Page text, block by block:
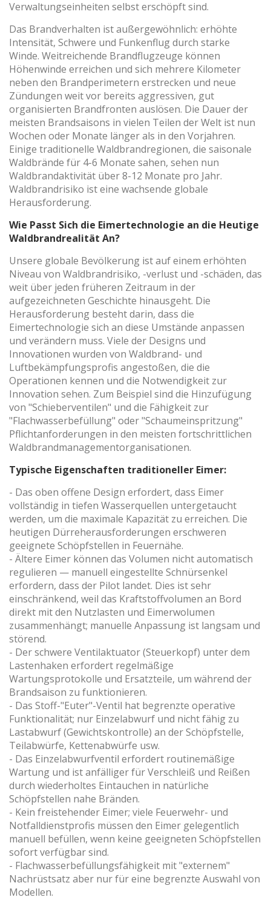
Verwaltungseinheiten selbst erschöpft sind.
Das Brandverhalten ist außergewöhnlich: erhöhte
Intensität, Schwere und Funkenflug durch starke
Winde. Weitreichende Brandflugzeuge können
Höhenwinde erreichen und sich mehrere Kilometer
neben den Brandperimetern erstrecken und neue
Zündungen weit vor bereits aggressiven, gut
organisierten Brandfronten auslösen. Die Dauer der
meisten Brandsaisons in vielen Teilen der Welt ist nun
Wochen oder Monate länger als in den Vorjahren.
Einige traditionelle Waldbrandregionen, die saisonale
Waldbrände für 4-6 Monate sahen, sehen nun
Waldbrandaktivität über 8-12 Monate pro Jahr.
Waldbrandrisiko ist eine wachsende globale
Herausforderung.
Wie Passt Sich die Eimertechnologie an die Heutige
Waldbrandrealität An?
Unsere globale Bevölkerung ist auf einem erhöhten
Niveau von Waldbrandrisiko, -verlust und -schäden, das
weit über jeden früheren Zeitraum in der
aufgezeichneten Geschichte hinausgeht. Die
Herausforderung besteht darin, dass die
Eimertechnologie sich an diese Umstände anpassen
und verändern muss. Viele der Designs und
Innovationen wurden von Waldbrand- und
Luftbekämpfungsprofis angestoßen, die die
Operationen kennen und die Notwendigkeit zur
Innovation sehen. Zum Beispiel sind die Hinzufügung
von "Schieberventilen" und die Fähigkeit zur
"Flachwasserbefüllung" oder "Schaumeinspritzung"
Pflichtanforderungen in den meisten fortschrittlichen
Waldbrandmanagementorganisationen.
Typische Eigenschaften traditioneller Eimer:
- Das oben offene Design erfordert, dass Eimer
vollständig in tiefen Wasserquellen untergetaucht
werden, um die maximale Kapazität zu erreichen. Die
heutigen Dürreherausforderungen erschweren
geeignete Schöpfstellen in Feuernähe.
- Ältere Eimer können das Volumen nicht automatisch
regulieren — manuell eingestellte Schnürsenkel
erfordern, dass der Pilot landet. Dies ist sehr
einschränkend, weil das Kraftstoffvolumen an Bord
direkt mit den Nutzlasten und Eimerwolumen
zusammenhängt; manuelle Anpassung ist langsam und
störend.
- Der schwere Ventilaktuator (Steuerkopf) unter dem
Lastenhaken erfordert regelmäßige
Wartungsprotokolle und Ersatzteile, um während der
Brandsaison zu funktionieren.
- Das Stoff-"Euter"-Ventil hat begrenzte operative
Funktionalität; nur Einzelabwurf und nicht fähig zu
Lastabwurf (Gewichtskontrolle) an der Schöpfstelle,
Teilabwürfe, Kettenabwürfe usw.
- Das Einzelabwurfventil erfordert routinemäßige
Wartung und ist anfälliger für Verschleiß und Reißen
durch wiederholtes Eintauchen in natürliche
Schöpfstellen nahe Bränden.
- Kein freistehender Eimer; viele Feuerwehr- und
Notfalldienstprofis müssen den Eimer gelegentlich
manuell befüllen, wenn keine geeigneten Schöpfstellen
sofort verfügbar sind.
- Flachwasserbefüllungsfähigkeit mit "externem"
Nachrüstsatz aber nur für eine begrenzte Auswahl von
Modellen.